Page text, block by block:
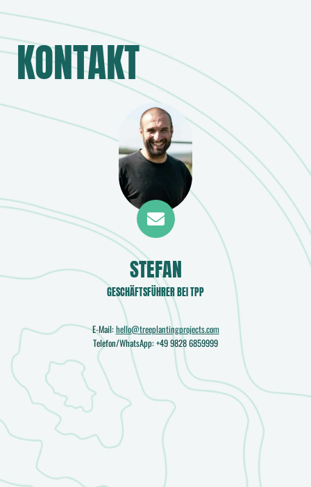
KONTAKT
STEFAN
GESCHÄFTSFÜHRER BEI TPP
E-Mail:hello@treeplantingprojects.com
Telefon/WhatsApp: +49 9828 6859999